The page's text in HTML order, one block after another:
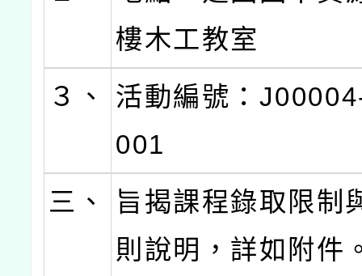
樓木工教室
３、
活動編號：
001
三、
旨揭課程錄取限制
則說明，詳如附件